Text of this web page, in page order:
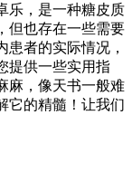
乐，是一种糖皮质
但也存在一些需要
者的实际情况，
提供一些实用指
麻，像天书一般难
它的精髓！让我们